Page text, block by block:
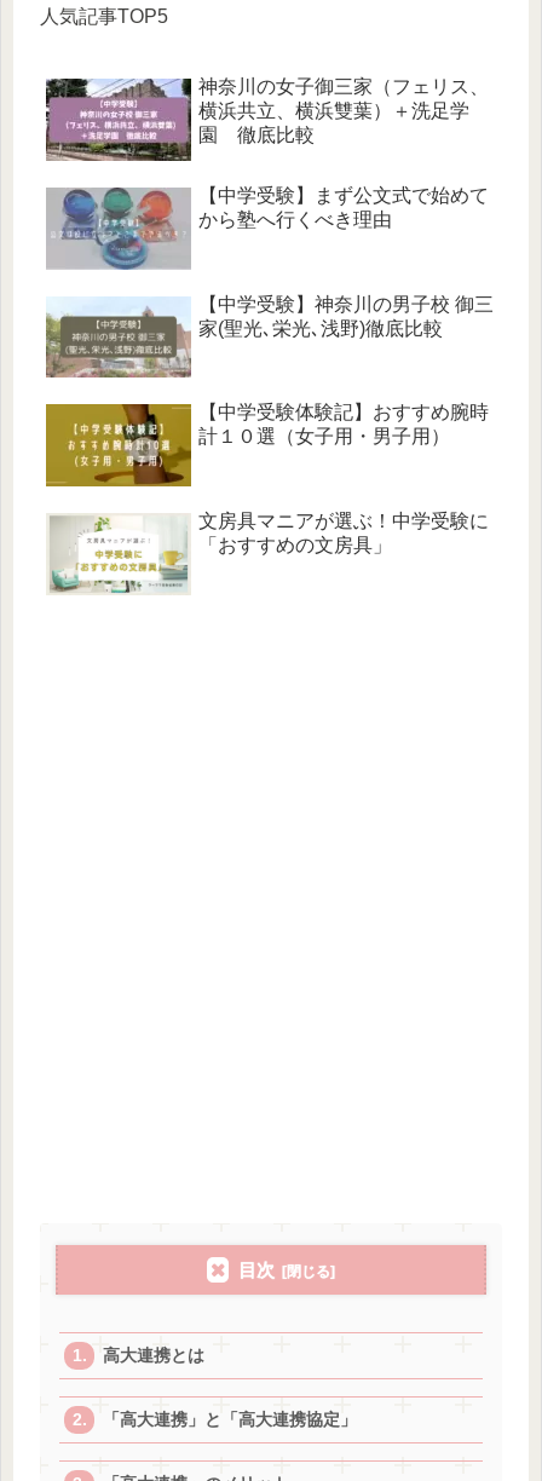
人気記事TOP5
神奈川の女子御三家（フェリス、
横浜共立、横浜雙葉）＋洗足学
園 徹底比較
【中学受験】まず公文式で始めて
から塾へ行くべき理由
【中学受験】神奈川の男子校 御三
家(聖光､栄光､浅野)徹底比較
【中学受験体験記】おすすめ腕時
計１０選（女子用・男子用）
文房具マニアが選ぶ！中学受験に
「おすすめの文房具」
目次
高大連携とは
「高大連携」と「高大連携協定」